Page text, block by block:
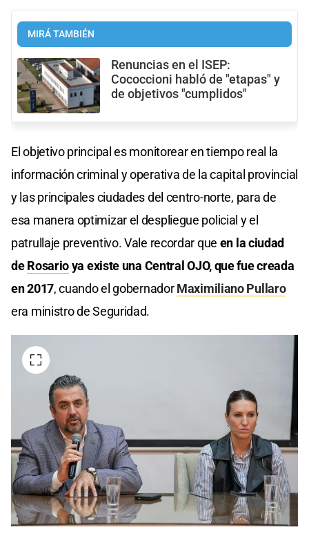
MIRÁ TAMBIÉN
Renuncias en el ISEP:
Cococcioni habló de "etapas" y
de objetivos "cumplidos"
El objetivo principal es monitorear en tiempo real la
información criminal y operativa de la capital provincial
y las principales ciudades del centro-norte, para de
esa manera optimizar el despliegue policial y el
patrullaje preventivo. Vale recordar que en la ciudad
deRosarioya existe una Central OJO, que fue creada
en 2017, cuando el gobernadorMaximiliano Pullaro
era ministro de Seguridad.